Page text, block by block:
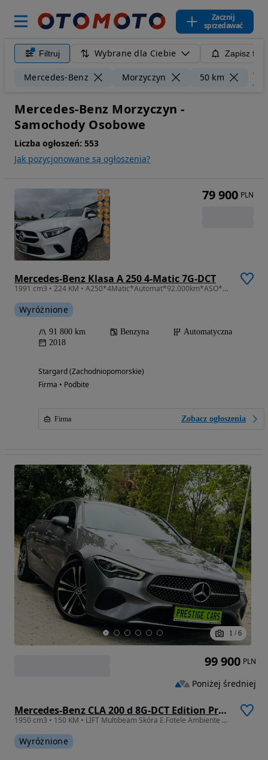
Zacznij
sprzedawać
Filtruj Wybrane dla Ciebie Zapisz
Mercedes-Benz Morzyczyn 50 km
Mercedes-Benz Morzyczyn -
Samochody Osobowe
Liczba ogłoszeń: 553
Jak pozycjonowane są ogłoszenia?
Mercedes-Benz Klasa A 250 4-Matic 7G-DCT
1991 cm3 • 224 KM • A250*4Matic*Automat*92.000km*ASO*Opłacony
Wyróżnione
91 800 km Benzyna
Automatyczna
2018
Stargard (Zachodniopomorskie)
Firma • Podbite
Firma Zobacz ogłoszenia
79 900 PLN
1 / 6
Mercedes-Benz CLA 200 d 8G-DCT Edition Progressive Line
1950 cm3 • 150 KM • LIFT Multibeam Skóra E.Fotele Ambiente G.Fotele KeylessGo El.Klapa Alu
Wyróżnione
99 900 PLN
Poniżej średniej